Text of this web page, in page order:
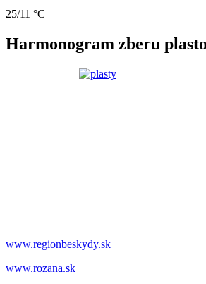
25/11 °C
Harmonogram zberu
www.regionbeskydy.sk
www.rozana.sk